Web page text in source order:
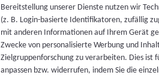
Bereitstellung unserer Dienste nutzen wir
(z. B. Login-basierte Identifikatoren, zufällig
mit anderen Informationen auf Ihrem Gerät
Zwecke von personalisierte Werbung und
Zielgruppenforschung zu verarbeiten. Dies ist
anpassen bzw. widerrufen, indem Sie die